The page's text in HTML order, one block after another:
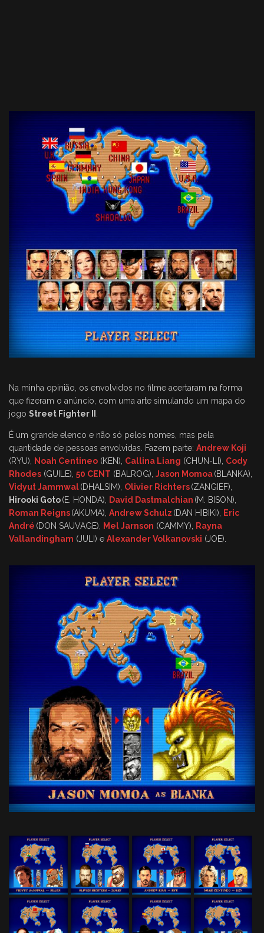
Na minha opinião, os envolvidos no filme acertaram na forma
que fizeram o anúncio, com uma arte simulando um mapa do
jogo Street Fighter II .
É um grande elenco e não só pelos nomes, mas pela
quantidade de pessoas envolvidas. Fazem parte: Andrew Koji
(RYU), Noah Centineo (KEN), Callina Liang (CHUN-LI), Cody
Rhodes (GUILE), 50 CENT (BALROG), Jason Momoa(BLANKA),
Vidyut Jammwal(DHALSIM), Olivier Richters(ZANGIEF),
Hirooki Goto(E. HONDA), David Dastmalchian (M. BISON),
Roman Reigns(AKUMA), Andrew Schulz (DAN HIBIKI), Eric
André (DON SAUVAGE), Mel Jarnson (CAMMY), Rayna
Vallandingham (JULI) e Alexander Volkanovski (JOE).